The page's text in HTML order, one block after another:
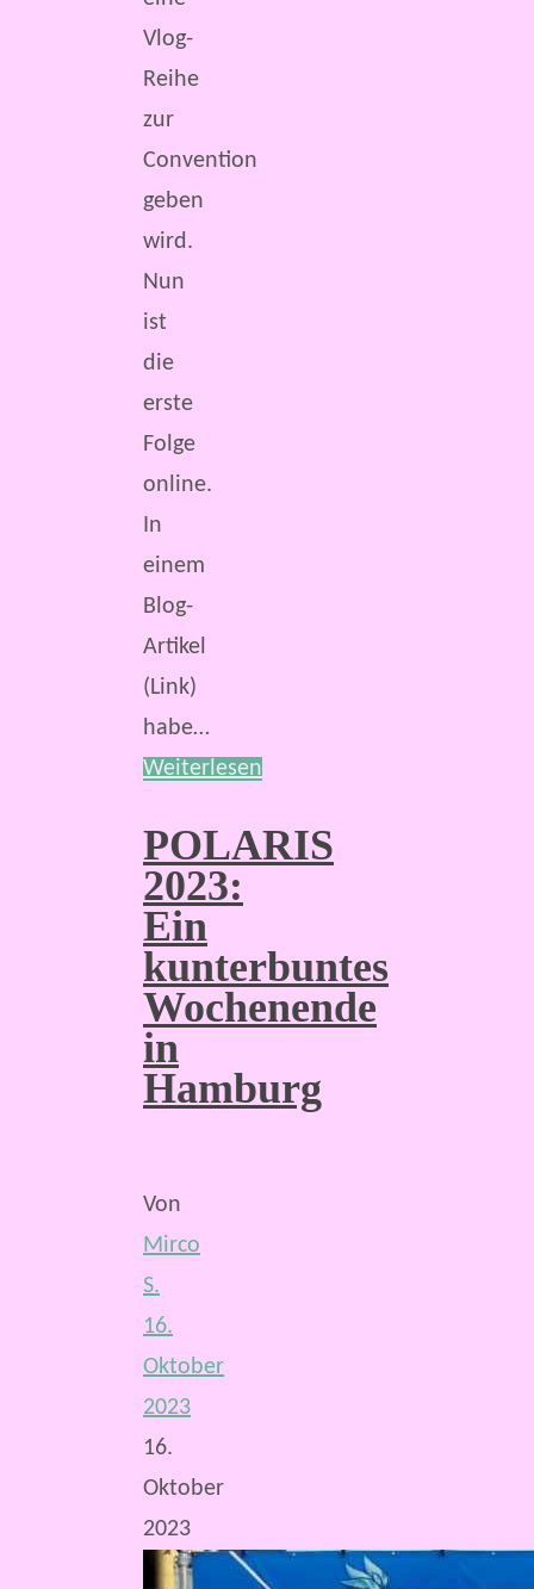
Vlog-
Reihe
zur
Convention
geben
wird.
Nun
ist
die
erste
Folge
online.
In
einem
Blog-
Artikel
(Link)
habe…
Weiterlesen
POLARIS
2023:
Ein
kunterbuntes
Wochenende
in
Hamburg
Von
Mirco
S.
16.
Oktober
2023
16.
Oktober
2023